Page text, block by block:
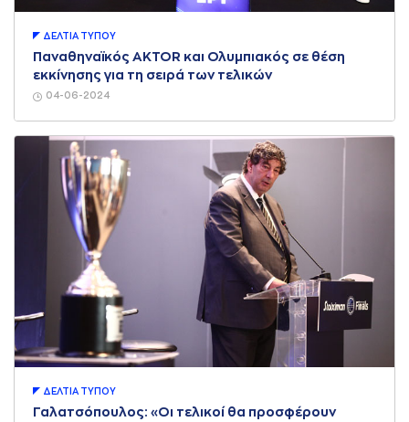
04-06-2024
ΔΕΛΤΙA ΤΥΠΟΥ
Παναθηναϊκός AKTOR και Ολυμπιακός σε θέση
εκκίνησης για τη σειρά των τελικών
ΔΕΛΤΙA ΤΥΠΟΥ
Γαλατσόπουλος: «Οι τελικοί θα προσφέρουν